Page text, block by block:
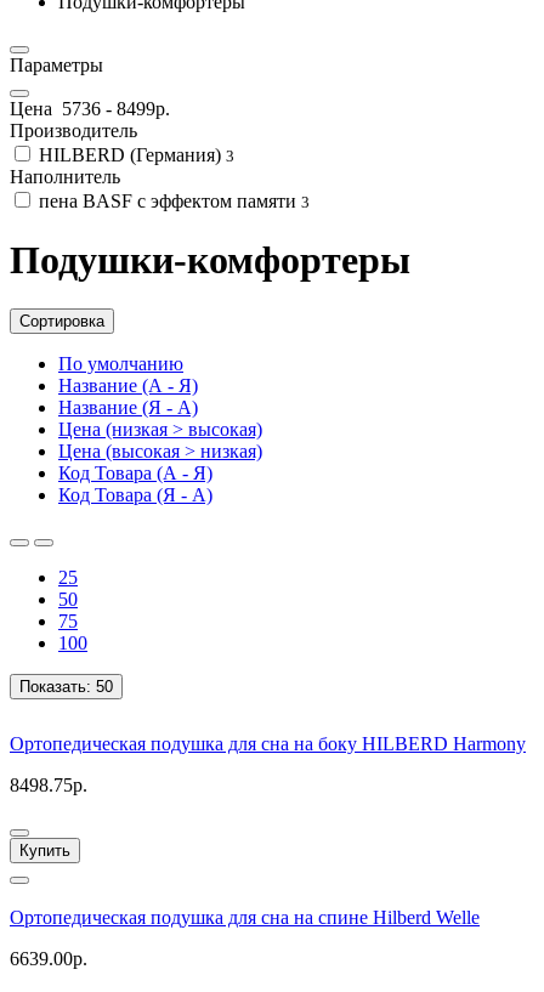
Параметры
Цена 5736 - 8499р.
Производитель
HILBERD (Германия) 3
Наполнитель
пена BASF с эффектом памяти 3
Подушки-комфортеры
Сортировка
По умолчанию
Название (А - Я)
Название (Я - А)
Цена (низкая > высокая)
Цена (высокая > низкая)
Код Товара (А - Я)
Код Товара (Я - А)
25
50
75
100
Показать: 50
Ортопедическая подушка для сна на боку HILBERD Harmony
8498.75р.
Купить
Ортопедическая подушка для сна на спине Hilberd Welle
6639.00р.